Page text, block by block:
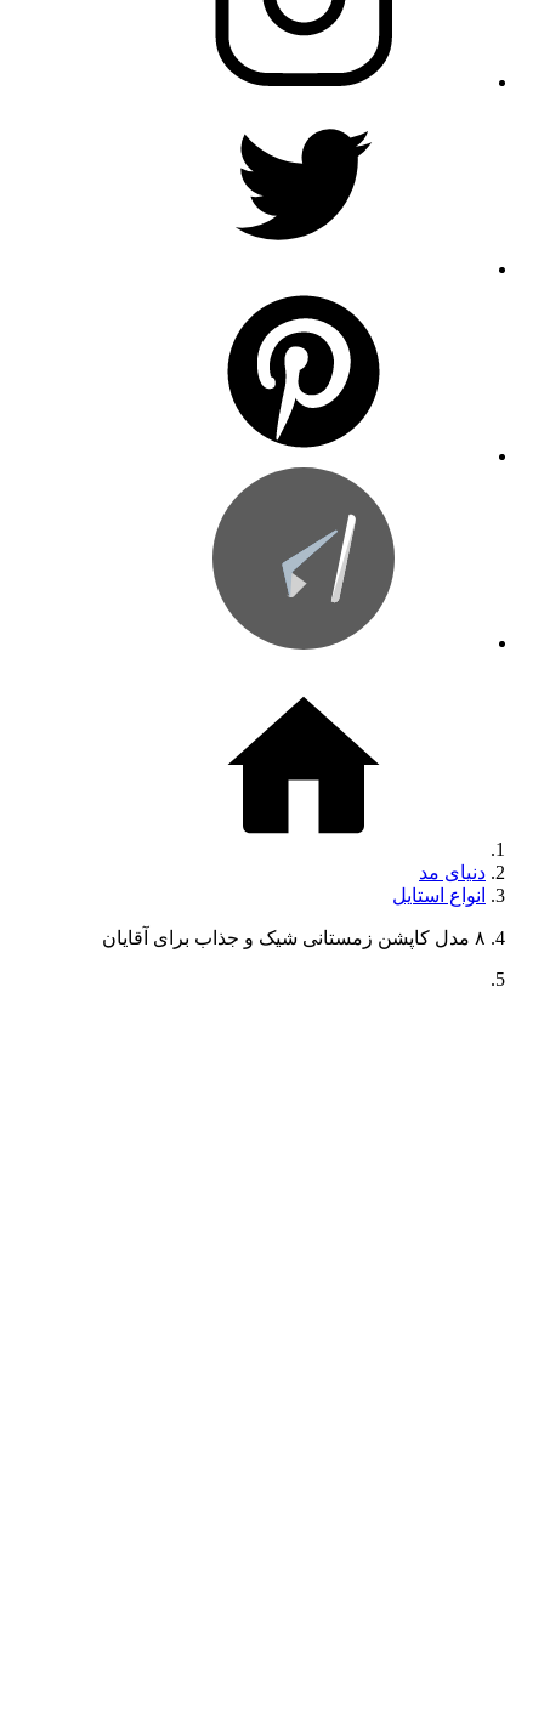
دنیای مد
انواع استایل
۸ مدل کاپشن‌ زمستانی شیک و جذاب برای آقایان